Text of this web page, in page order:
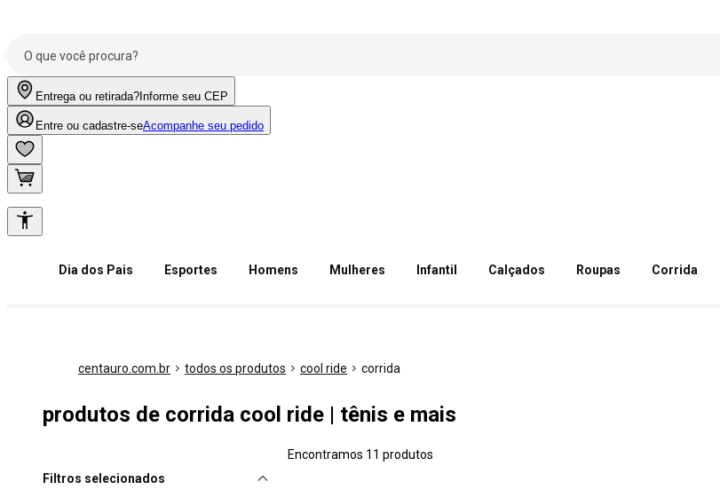
Entrega ou retirada? Informe seu CEP
Entre ou cadastre-seAcompanhe seu pedido
Dia dos Pais Esportes Homens Mulheres Infantil Calçados Roupas Corrida
centauro.com.br todos os produtos cool ride corrida
produtos de corrida cool ride | tênis e mais
Filtros selecionados
Encontramos 11 produtos